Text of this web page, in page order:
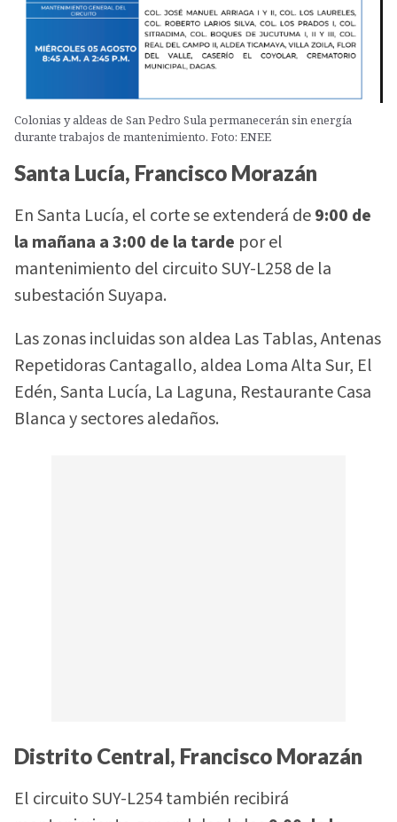
Colonias y aldeas de San Pedro Sula permanecerán sin energía
durante trabajos de mantenimiento. Foto: ENEE
Santa Lucía, Francisco Morazán
En Santa Lucía, el corte se extenderá de9:00 de
la mañana a 3:00 de la tarde por el
mantenimiento del circuito SUY-L258 de la
subestación Suyapa.
Las zonas incluidas son aldea Las Tablas, Antenas
Repetidoras Cantagallo, aldea Loma Alta Sur, El
Edén, Santa Lucía, La Laguna, Restaurante Casa
Blanca y sectores aledaños.
Distrito Central, Francisco Morazán
El circuito SUY-L254 también recibirá